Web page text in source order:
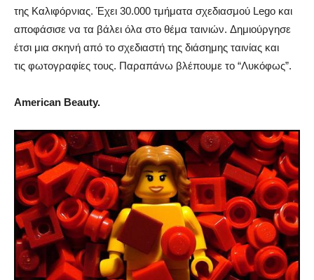
της Καλιφόρνιας. Έχει 30.000 τμήματα σχεδιασμού Lego και
αποφάσισε να τα βάλει όλα στο θέμα ταινιών. Δημιούργησε
έτσι μια σκηνή από το σχεδιαστή της διάσημης ταινίας και
τις φωτογραφίες τους. Παραπάνω βλέπουμε το “Λυκόφως”.
American Beauty.